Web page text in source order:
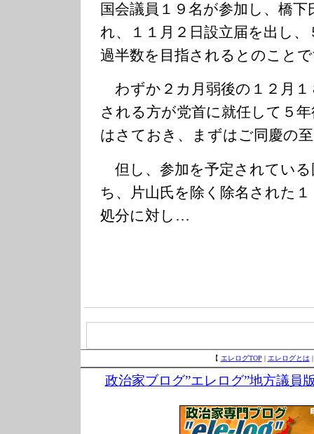
国会議員１９名が参加し、橋
れ、１１月２日設立届を出し
過半数を目指されるとのこと
わずか２カ月弱後の１２月１
される方が党首に就任して５
はさておき、まずはご同慶の
但し、参加を予定されている
ち、片山氏を除く除名された
処分に対し…
【 エレログTOP | エレログとは
政治家ブログ”エレログ”地方議員